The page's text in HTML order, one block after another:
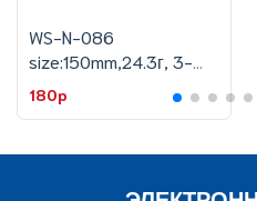
WS-N-086
size:150mm,24.3г, 3-
5м, ц:1
180p